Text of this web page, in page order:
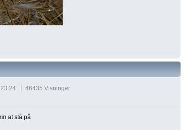
46435 Visninger
at stå på